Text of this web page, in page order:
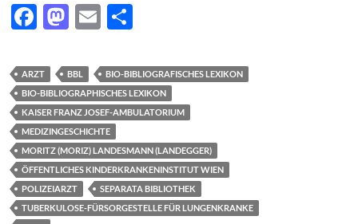
F
e
b
o
o
k
M
to
d
o
n
E
ail le
n
ARZT BBL
BIO-BIBLIOGRAFISCHES LEXIKON
BIO-BIBLIOGRAPHISCHES LEXIKON
KAISER FRANZ JOSEF-AMBULATORIUM
MEDIZINGESCHICHTE
MORITZ (MORIZ) LANDESMANN (LANDEGGER)
ÖFFENTLICHES KINDERKRANKENINSTITUT WIEN
POLIZEIARZT
SEPARATA BIBLIOTHEK
TUBERKULOSE-FÜRSORGESTELLE FÜR LUNGENKRANKE